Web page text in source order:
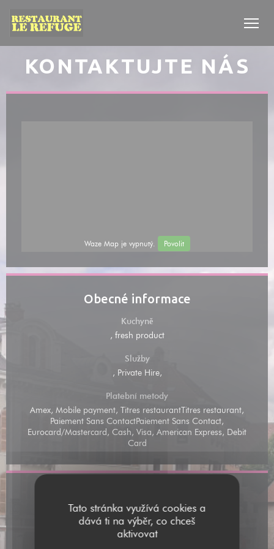
Tato stránka využívá cookies a
dává ti na výběr, co chceš
aktivovat
KONTAKTUJTE NÁS
Waze Map je vypnutý. Povolit
Obecné informace
Kuchyně
, fresh product
Služby
, Private Hire,
Platební metody
Amex, Mobile payment, Titres restaurantTitres restaurant,
Paiement Sans ContactPaiement Sans Contact,
Eurocard/Mastercard, Cash, Visa, American Express, Debit
Card
Parkování
Rue de la Mandoune conseillé